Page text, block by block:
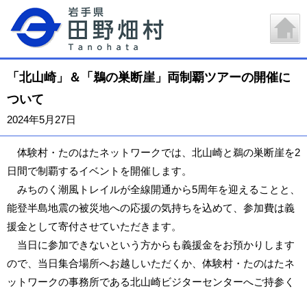
「北山崎」＆「鵜の巣断崖」両制覇ツアーの開催に
ついて
2024年5月27日
体験村・たのはたネットワークでは、北山崎と鵜の巣断崖を2
日間で制覇するイベントを開催します。
みちのく潮風トレイルが全線開通から5周年を迎えることと、
能登半島地震の被災地への応援の気持ちを込めて、参加費は義
援金として寄付させていただきます。
当日に参加できないという方からも義援金をお預かりします
ので、当日集合場所へお越しいただくか、体験村・たのはたネ
ットワークの事務所である北山崎ビジターセンターへご持参く